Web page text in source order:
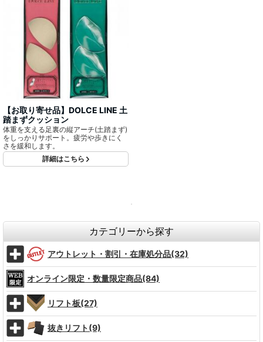
【お取り寄せ品】DOLCE LINE 土
踏まずクッション
体重を支える足裏の縦アーチ(土踏まず)
をしっかりサポート。疲労や歩きにく
さを緩和します。
詳細はこちら
カテゴリーから探す
アウトレット・割引・在庫処分品(32)
オンライン限定・数量限定商品(84)
リフト板(27)
抜きリフト(9)